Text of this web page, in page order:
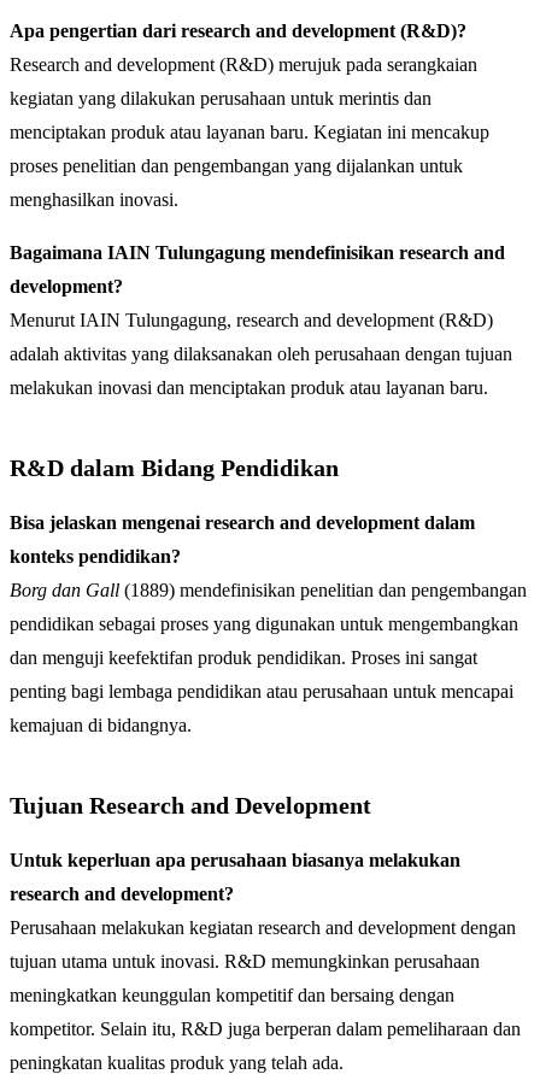
Apa pengertian dari research and development (R&D)?
Research and development (R&D) merujuk pada serangkaian
kegiatan yang dilakukan perusahaan untuk merintis dan
menciptakan produk atau layanan baru. Kegiatan ini mencakup
proses penelitian dan pengembangan yang dijalankan untuk
menghasilkan inovasi.
Bagaimana IAIN Tulungagung mendefinisikan research and
development?
Menurut IAIN Tulungagung, research and development (R&D)
adalah aktivitas yang dilaksanakan oleh perusahaan dengan tujuan
melakukan inovasi dan menciptakan produk atau layanan baru.
R&D dalam Bidang Pendidikan
Bisa jelaskan mengenai research and development dalam
konteks pendidikan?
Borg dan Gall (1889) mendefinisikan penelitian dan pengembangan
pendidikan sebagai proses yang digunakan untuk mengembangkan
dan menguji keefektifan produk pendidikan. Proses ini sangat
penting bagi lembaga pendidikan atau perusahaan untuk mencapai
kemajuan di bidangnya.
Tujuan Research and Development
Untuk keperluan apa perusahaan biasanya melakukan
research and development?
Perusahaan melakukan kegiatan research and development dengan
tujuan utama untuk inovasi. R&D memungkinkan perusahaan
meningkatkan keunggulan kompetitif dan bersaing dengan
kompetitor. Selain itu, R&D juga berperan dalam pemeliharaan dan
peningkatan kualitas produk yang telah ada.